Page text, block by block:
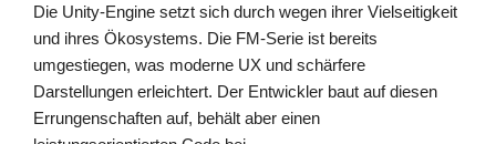
Die Unity-Engine setzt sich durch wegen ihrer Vielseitigkeit
und ihres Ökosystems. Die FM-Serie ist bereits
umgestiegen, was moderne UX und schärfere
Darstellungen erleichtert. Der Entwickler baut auf diesen
Errungenschaften auf, behält aber einen